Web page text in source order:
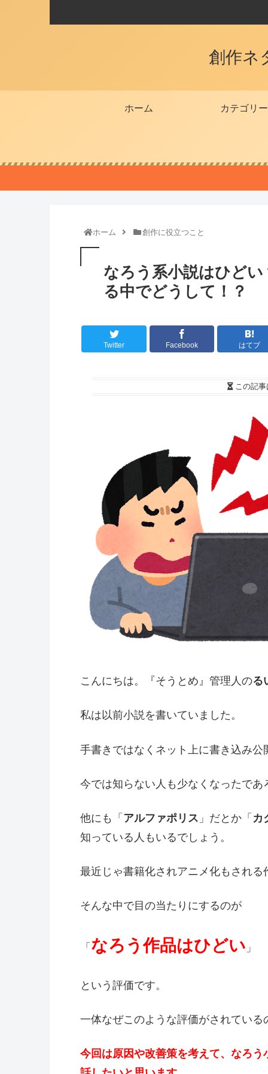
創作ネ
ホーム カテゴリー
ホーム 創作に役立つこと
なろう系小説はひど
る中でどうして！？
Twitter Facebook はてブ
この記事
こんにちは。『そうとめ』管理人のる
私は以前小説を書いていました。
手書きではなくネット上に書き込み公
今では知らない人も少なくなったであ
他にも「 アルファポリス 」だとか「 カ
知っている人もいるでしょう。
最近じゃ書籍化されアニメ化もされ
そんな中で目の当たりにするのが
「 なろう作品はひどい 」
という評価です。
一体なぜこのような評価がされている
今回は原因や改善策を考えて、なろ